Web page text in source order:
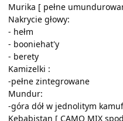
Murika [ pełne
Nakrycie głowy:
- hełm
- booniehat'y
- berety
Kamizelki :
-pełne zintegrowane
Mundur:
-góra dół w jednolitym
Kebabistan [ CAMO MIX